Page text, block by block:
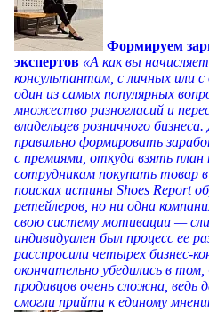
Формируем
экспертов «А как вы
консультантам, с личных или
один из самых популярных
множество разногласий и
владельцев розничного
правильно формировать
с премиями, откуда взять
сотрудникам покупать товар
поисках истины Shoes Report
ретейлеров, но ни одна
свою систему мотивации —
индивидуален был процесс ее
расспросили четырех бизнес-
окончательно убедились в
продавцов очень сложна,
смогли прийти к единому